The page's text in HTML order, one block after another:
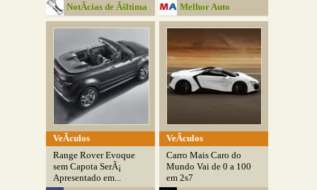
NotÃ­cias de Ãšltima
Hora
Melhor Auto
VeÃ­culos
Range Rover Evoque
sem Capota SerÃ¡
Apresentado em...
VeÃ­culos
Carro Mais Caro do
Mundo Vai de 0 a 100
em 2s7